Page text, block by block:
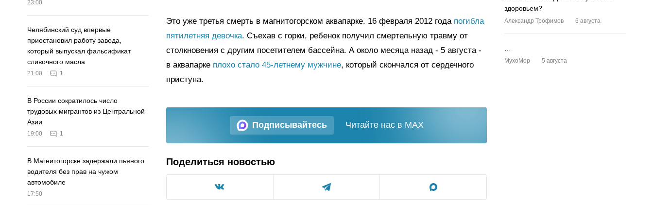
23:00
Челябинский суд впервые
приостановил работу завода,
который выпускал фальсификат
сливочного масла
21:00 1
В России сократилось число
трудовых мигрантов из Центральной
Азии
19:00 1
В Магнитогорске задержали пьяного
водителя без прав на чужом
автомобиле
17:50
Это уже третья смерть в магнитогорском аквапарке. 16 февраля 2012 года погибла
пятилетняя девочка. Съехав с горки, ребенок получил смертельную травму от
столкновения с другим посетителем бассейна. А около месяца назад - 5 августа -
в аквапарке плохо стало 45-летнему мужчине, который скончался от сердечного
приступа.
Подписывайтесь Читайте нас в MAX
Поделиться новостью
здоровьем?
Александр Трофимов 6 августа
MyxoMop 5 августа